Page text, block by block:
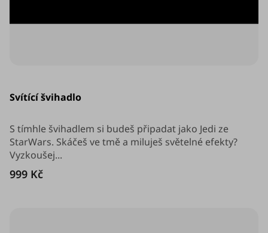
Svítící švihadlo
produktu
z
5
hvězdiček.
999 Kč
S tímhle švihadlem si budeš připadat jako Jedi ze
StarWars. Skáčeš ve tmě a miluješ světelné efekty?
Vyzkoušej...